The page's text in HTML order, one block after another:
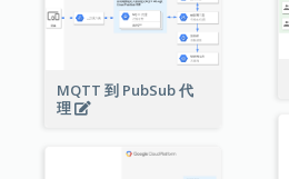
MQTT 到 PubSub 代
理